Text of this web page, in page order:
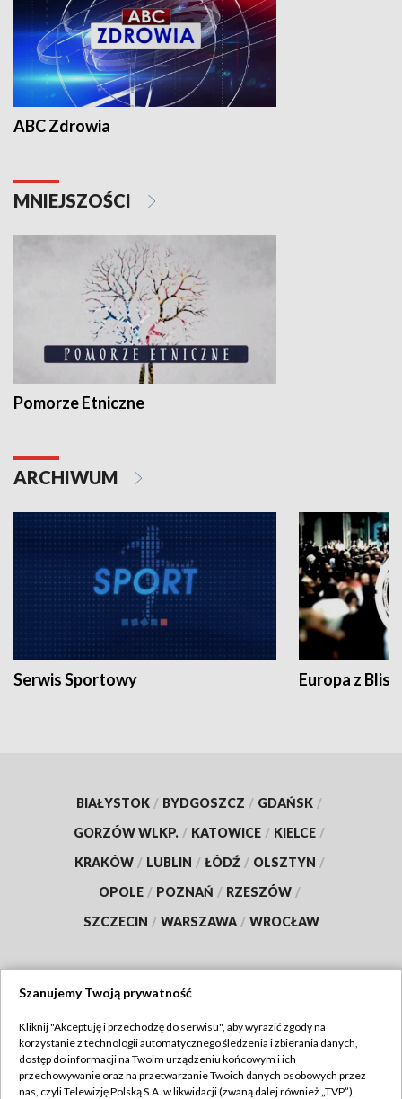
ABC Zdrowia
MNIEJSZOŚCI
Pomorze Etniczne
ARCHIWUM
Serwis Sportowy Europa z
BIAŁYSTOK / BYDGOSZCZ / GDAŃSK /
GORZÓW WLKP. / KATOWICE / KIELCE /
KRAKÓW / LUBLIN / ŁÓDŹ / OLSZTYN /
OPOLE / POZNAŃ / RZESZÓW /
SZCZECIN / WARSZAWA / WROCŁAW
TVP
Abonament TVP
Regulamin TVP
Szanujemy Twoją prywatność
Kliknij "Akceptuję i przechodzę do serwisu", aby wyrazić zgody na
korzystanie z technologii automatycznego śledzenia i zbierania danych,
dostęp do informacji na Twoim urządzeniu końcowym i ich
przechowywanie oraz na przetwarzanie Twoich danych osobowych przez
nas, czyli Telewizję Polską S.A. w likwidacji (zwaną dalej również „TVP”),